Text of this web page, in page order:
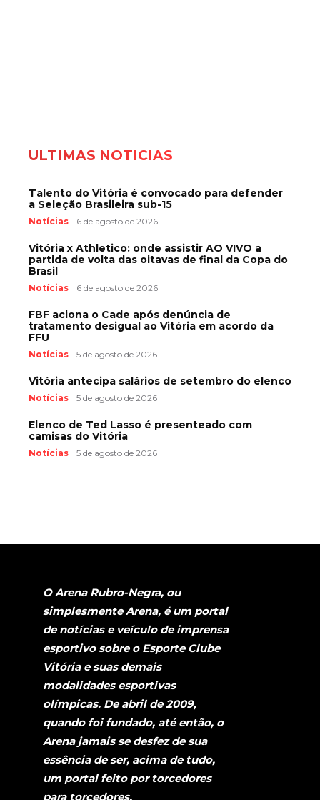
ÚLTIMAS NOTÍCIAS
Talento do Vitória é convocado para defender
a Seleção Brasileira sub-15
Notícias 6 de agosto de 2026
Vitória x Athletico: onde assistir AO VIVO a
partida de volta das oitavas de final da Copa do
Brasil
Notícias 6 de agosto de 2026
FBF aciona o Cade após denúncia de
tratamento desigual ao Vitória em acordo da
FFU
Notícias 5 de agosto de 2026
Vitória antecipa salários de setembro do elenco
Notícias 5 de agosto de 2026
Elenco de Ted Lasso é presenteado com
camisas do Vitória
Notícias 5 de agosto de 2026
O Arena Rubro-Negra, ou
simplesmente Arena, é um portal
de notícias e veículo de imprensa
esportivo sobre o Esporte Clube
Vitória e suas demais
modalidades esportivas
olímpicas. De abril de 2009,
quando foi fundado, até então, o
Arena jamais se desfez de sua
essência de ser, acima de tudo,
um portal feito por torcedores
para torcedores.